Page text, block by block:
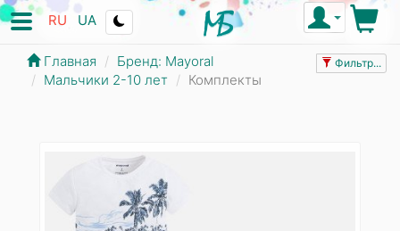
RU UA
Фильтр...
Главная
Бренд: Mayoral
Мальчики 2-10 лет
Комплекты